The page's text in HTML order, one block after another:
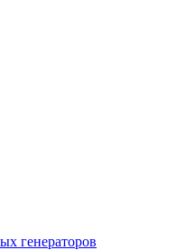
генераторов